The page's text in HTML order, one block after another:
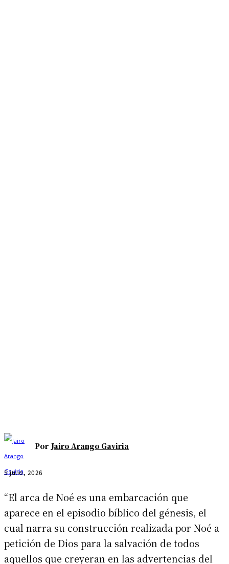
Por Jairo Arango Gaviria
5 julio, 2026
“El arca de Noé es una embarcación que
aparece en el episodio bíblico del génesis, el
cual narra su construcción realizada por Noé a
petición de Dios para la salvación de todos
aquellos que creyeran en las advertencias del